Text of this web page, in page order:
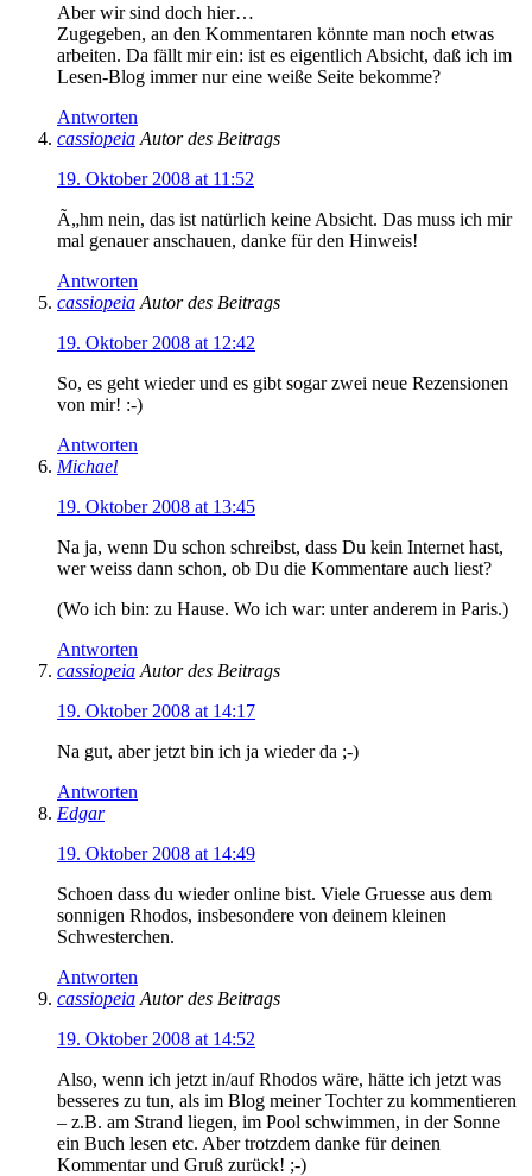
Aber wir sind doch hier…
Zugegeben, an den Kommentaren könnte man noch etwas
arbeiten. Da fällt mir ein: ist es eigentlich Absicht, daß ich im
Lesen-Blog immer nur eine weiße Seite bekomme?
Antworten
cassiopeia Autor des Beitrags
19. Oktober 2008 at 11:52
Ã„hm nein, das ist natürlich keine Absicht. Das muss ich mir
mal genauer anschauen, danke für den Hinweis!
Antworten
cassiopeia Autor des Beitrags
19. Oktober 2008 at 12:42
So, es geht wieder und es gibt sogar zwei neue Rezensionen
von mir! :-)
Antworten
Michael
19. Oktober 2008 at 13:45
Na ja, wenn Du schon schreibst, dass Du kein Internet hast,
wer weiss dann schon, ob Du die Kommentare auch liest?
(Wo ich bin: zu Hause. Wo ich war: unter anderem in Paris.)
Antworten
cassiopeia Autor des Beitrags
19. Oktober 2008 at 14:17
Na gut, aber jetzt bin ich ja wieder da ;-)
Antworten
Edgar
19. Oktober 2008 at 14:49
Schoen dass du wieder online bist. Viele Gruesse aus dem
sonnigen Rhodos, insbesondere von deinem kleinen
Schwesterchen.
Antworten
cassiopeia Autor des Beitrags
19. Oktober 2008 at 14:52
Also, wenn ich jetzt in/auf Rhodos wäre, hätte ich jetzt was
besseres zu tun, als im Blog meiner Tochter zu kommentieren
– z.B. am Strand liegen, im Pool schwimmen, in der Sonne
ein Buch lesen etc. Aber trotzdem danke für deinen
Kommentar und Gruß zurück! ;-)